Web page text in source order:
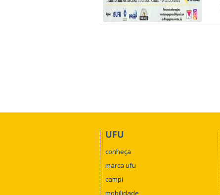
UFU
conheça
marca ufu
campi
mobilidade